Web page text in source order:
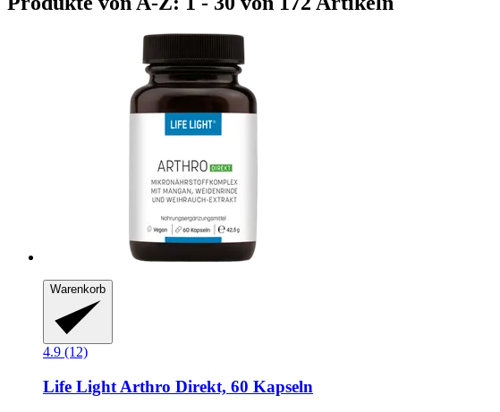
Warenkorb
4.9 (12)
Life Light Arthro Direkt, 60 Kapseln